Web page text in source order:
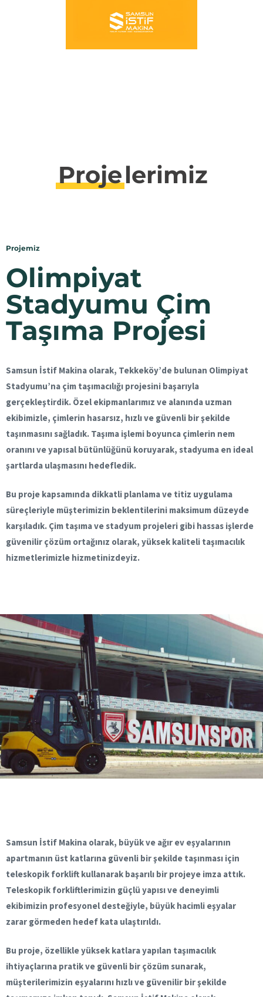
Projelerimiz
Projemiz
Olimpiyat
Stadyumu Çim
Taşıma Projesi
Samsun İstif Makina olarak, Tekkeköy’de bulunan Olimpiyat
Stadyumu’na çim taşımacılığı projesini başarıyla
gerçekleştirdik. Özel ekipmanlarımız ve alanında uzman
ekibimizle, çimlerin hasarsız, hızlı ve güvenli bir şekilde
taşınmasını sağladık. Taşıma işlemi boyunca çimlerin nem
oranını ve yapısal bütünlüğünü koruyarak, stadyuma en ideal
şartlarda ulaşmasını hedefledik.
Bu proje kapsamında dikkatli planlama ve titiz uygulama
süreçleriyle müşterimizin beklentilerini maksimum düzeyde
karşıladık. Çim taşıma ve stadyum projeleri gibi hassas işlerde
güvenilir çözüm ortağınız olarak, yüksek kaliteli taşımacılık
hizmetlerimizle hizmetinizdeyiz.
Samsun İstif Makina olarak, büyük ve ağır ev eşyalarının
apartmanın üst katlarına güvenli bir şekilde taşınması için
teleskopik forklift kullanarak başarılı bir projeye imza attık.
Teleskopik forkliftlerimizin güçlü yapısı ve deneyimli
ekibimizin profesyonel desteğiyle, büyük hacimli eşyalar
zarar görmeden hedef kata ulaştırıldı.
Bu proje, özellikle yüksek katlara yapılan taşımacılık
ihtiyaçlarına pratik ve güvenli bir çözüm sunarak,
müşterilerimizin eşyalarını hızlı ve güvenilir bir şekilde